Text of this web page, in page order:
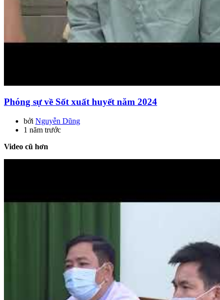
Phóng sự về Sốt xuất huyết năm 2024
bởi Nguyễn Dũng
1 năm trước
Video cũ hơn